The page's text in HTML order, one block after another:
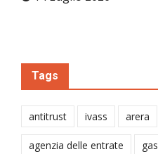
Tags
antitrust ivass arera
agenzia delle entrate gas